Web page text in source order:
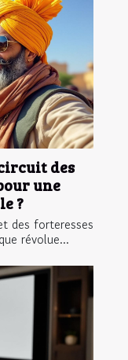
des
une
?
des forteresses
révolue...